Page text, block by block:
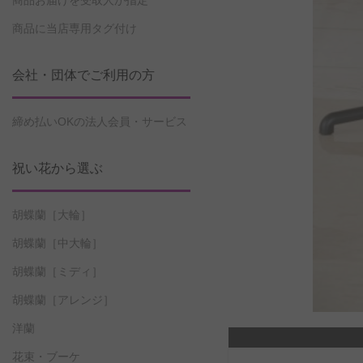
商品に当店専用タグ付け
会社・団体でご利用の方
締め払いOKの法人会員・サービス
祝い花から選ぶ
胡蝶蘭［大輪］
胡蝶蘭［中大輪］
胡蝶蘭［ミディ］
胡蝶蘭［アレンジ］
洋蘭
花束・ブーケ